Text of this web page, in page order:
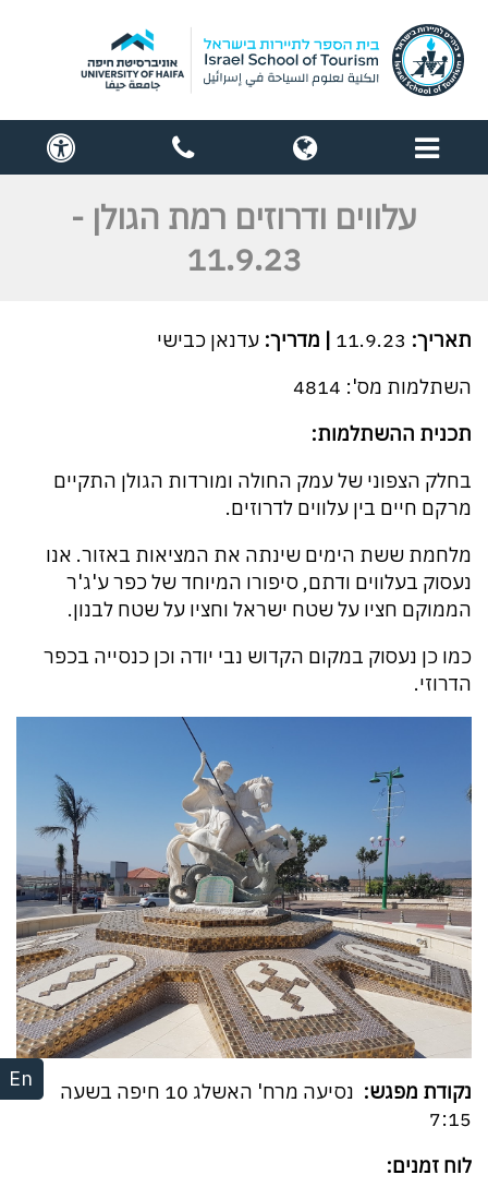
En
תפריט globe
contact
us
עלווים ודרוזים רמת הגולן -
11.9.23
תאריך: 11.9.23 | מדריך: עדנאן כבישי
השתלמות מס': 4814
תכנית ההשתלמות:
בחלק הצפוני של עמק החולה ומורדות הגולן התקיים
מרקם חיים בין עלווים לדרוזים.
מלחמת ששת הימים שינתה את המציאות באזור. אנו
נעסוק בעלווים ודתם, סיפורו המיוחד של כפר ע'ג'ר
הממוקם חציו על שטח ישראל וחציו על שטח לבנון.
כמו כן נעסוק במקום הקדוש נבי יודה וכן כנסייה בכפר
הדרוזי.
נקודת מפגש:
נסיעה מרח' האשלג 10 חיפה בשעה
7:15
לוח זמנים: